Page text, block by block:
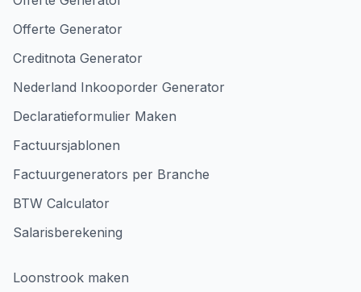
Offerte Generator
Creditnota Generator
Nederland Inkooporder Generator
Declaratieformulier Maken
Factuursjablonen
Factuurgenerators per Branche
BTW Calculator
Salarisberekening
Loonstrook maken